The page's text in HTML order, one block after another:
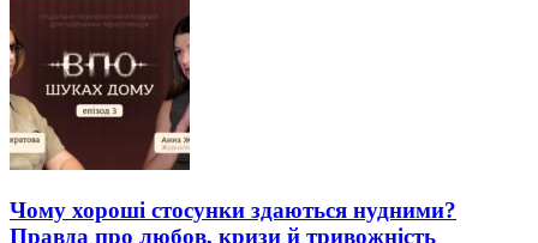
Чому хороші стосунки здаються нудними?
Правда про любов, кризи й тривожність